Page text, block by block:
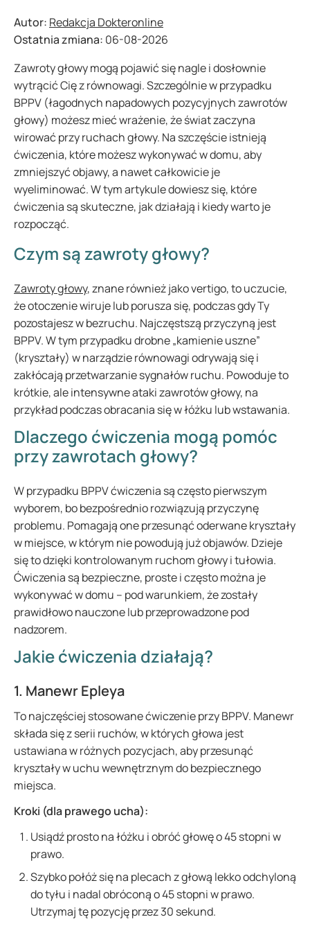
Autor: Redakcja Dokteronline
Ostatnia zmiana: 06-08-2026
Zawroty głowy mogą pojawić się nagle i dosłownie
wytrącić Cię z równowagi. Szczególnie w przypadku
BPPV (łagodnych napadowych pozycyjnych zawrotów
głowy) możesz mieć wrażenie, że świat zaczyna
wirować przy ruchach głowy. Na szczęście istnieją
ćwiczenia, które możesz wykonywać w domu, aby
zmniejszyć objawy, a nawet całkowicie je
wyeliminować. W tym artykule dowiesz się, które
ćwiczenia są skuteczne, jak działają i kiedy warto je
rozpocząć.
Czym są zawroty głowy?
Zawroty głowy, znane również jako vertigo, to uczucie,
że otoczenie wiruje lub porusza się, podczas gdy Ty
pozostajesz w bezruchu. Najczęstszą przyczyną jest
BPPV. W tym przypadku drobne „kamienie uszne”
(kryształy) w narządzie równowagi odrywają się i
zakłócają przetwarzanie sygnałów ruchu. Powoduje to
krótkie, ale intensywne ataki zawrotów głowy, na
przykład podczas obracania się w łóżku lub wstawania.
Dlaczego ćwiczenia mogą pomóc
przy zawrotach głowy?
W przypadku BPPV ćwiczenia są często pierwszym
wyborem, bo bezpośrednio rozwiązują przyczynę
problemu. Pomagają one przesunąć oderwane kryształy
w miejsce, w którym nie powodują już objawów. Dzieje
się to dzięki kontrolowanym ruchom głowy i tułowia.
Ćwiczenia są bezpieczne, proste i często można je
wykonywać w domu – pod warunkiem, że zostały
prawidłowo nauczone lub przeprowadzone pod
nadzorem.
Jakie ćwiczenia działają?
1. Manewr Epleya
To najczęściej stosowane ćwiczenie przy BPPV. Manewr
składa się z serii ruchów, w których głowa jest
ustawiana w różnych pozycjach, aby przesunąć
kryształy w uchu wewnętrznym do bezpiecznego
miejsca.
Kroki (dla prawego ucha):
Usiądź prosto na łóżku i obróć głowę o 45 stopni w
prawo.
Szybko połóż się na plecach z głową lekko odchyloną
do tyłu i nadal obróconą o 45 stopni w prawo.
Utrzymaj tę pozycję przez 30 sekund.